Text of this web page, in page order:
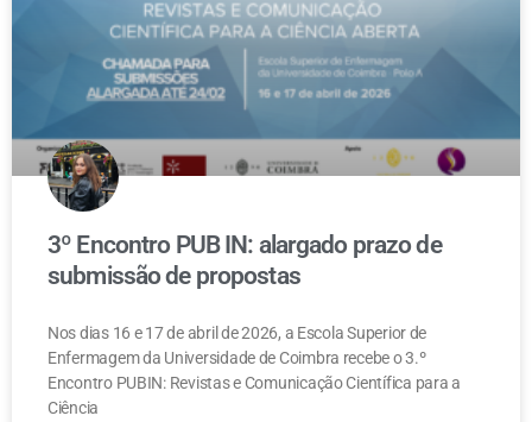
3º Encontro PUB IN: alargado prazo de
submissão de propostas
Nos dias 16 e 17 de abril de 2026, a Escola Superior de
Enfermagem da Universidade de Coimbra recebe o 3.º
Encontro PUBIN: Revistas e Comunicação Científica para a
Ciência